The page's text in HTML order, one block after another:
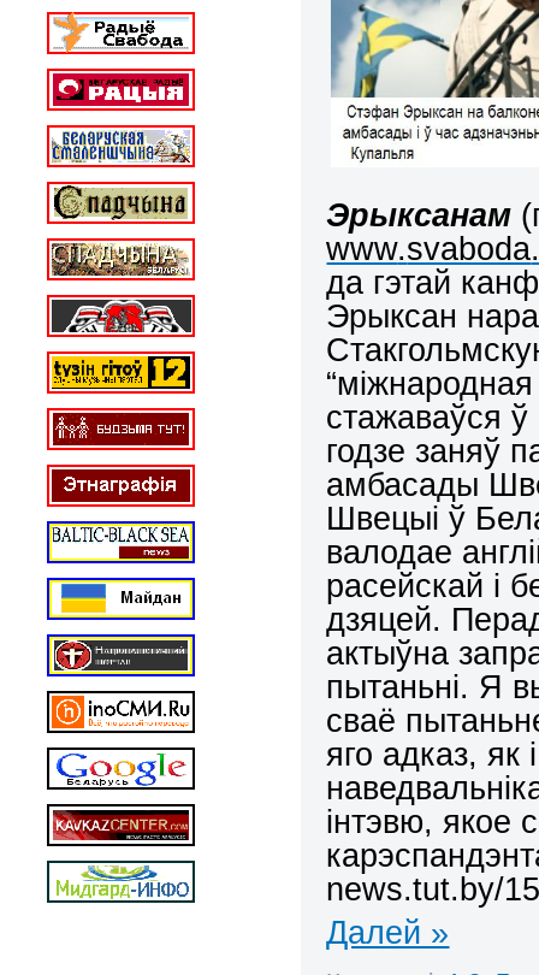
Эрыксанам
www.svaboda
да гэтай
Эрыксан
“міжнародная
стажаваўся ў
годзе заняў
амбасады Шв
Швецыі ў
валодае анг
расейскай і
дзяцей.
актыўна
пытаньні. Я
сваё
яго адказ, як
інтэвю, якое
news.tut.by/
Далей »